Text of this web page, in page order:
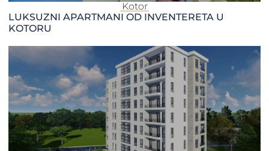
Kotor
LUKSUZNI APARTMANI OD INVENTERETA U
KOTORU